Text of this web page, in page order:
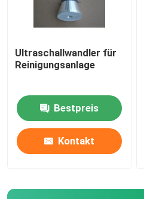
Ultraschallwandler für
Reinigungsanlage
Bestpreis
Kontakt